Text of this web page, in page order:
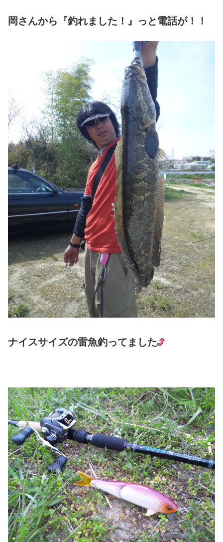
岡さんから『釣れました！』っと電話が！！
ナイスサイズの雷魚釣ってました